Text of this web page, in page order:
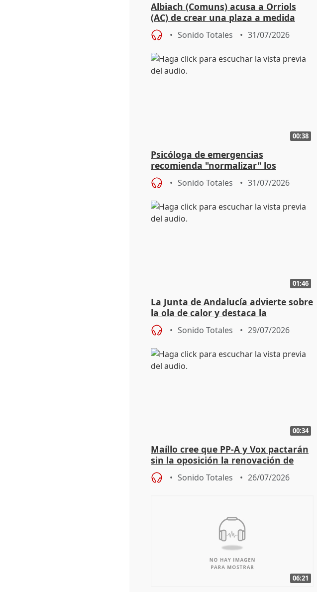
Albiach (Comuns) acusa a Orriols
(AC) de crear una plaza a medida
para su hija en Ripoll (Girona)
Sonido Totales 31/07/2026
00:38
Psicóloga de emergencias
recomienda "normalizar" los
síntomas tras sufrir un incendio
Sonido Totales 31/07/2026
01:46
La Junta de Andalucía advierte sobre
la ola de calor y destaca la
importancia de la prevención
Sonido Totales 29/07/2026
00:34
Maíllo cree que PP-A y Vox pactarán
sin la oposición la renovación de
órganos como el Defensor
Sonido Totales 26/07/2026
06:21